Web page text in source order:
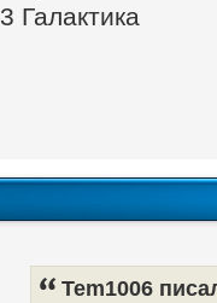
3 Галактика
Tem1006